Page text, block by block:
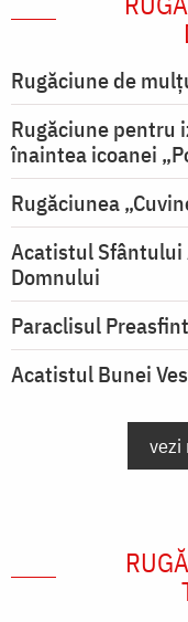
Rugăciune de
Rugăciune pentru
înaintea icoanei
Rugăciunea
Acatistul Sfântului
Domnului
Paraclisul
Acatistul Bunei
vezi